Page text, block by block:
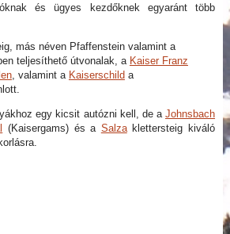
és ügyes kezdőknek egyaránt több
más néven Pfaffenstein valamint a
teljesíthető útvonalak, a Kaiser Franz
, valamint a Kaiserschilda
egy kicsit autózni kell, de aJohnsbach
(Kaisergams) és a Salzaklettersteig kiváló